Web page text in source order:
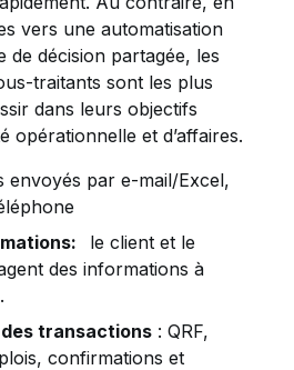
vers une automatisation
de décision partagée, les
traitants sont les plus
dans leurs objectifs
opérationnelle et d’affaires.
envoyés par e-mail/Excel,
le client et le
des informations à
transactions : QRF,
confirmations et